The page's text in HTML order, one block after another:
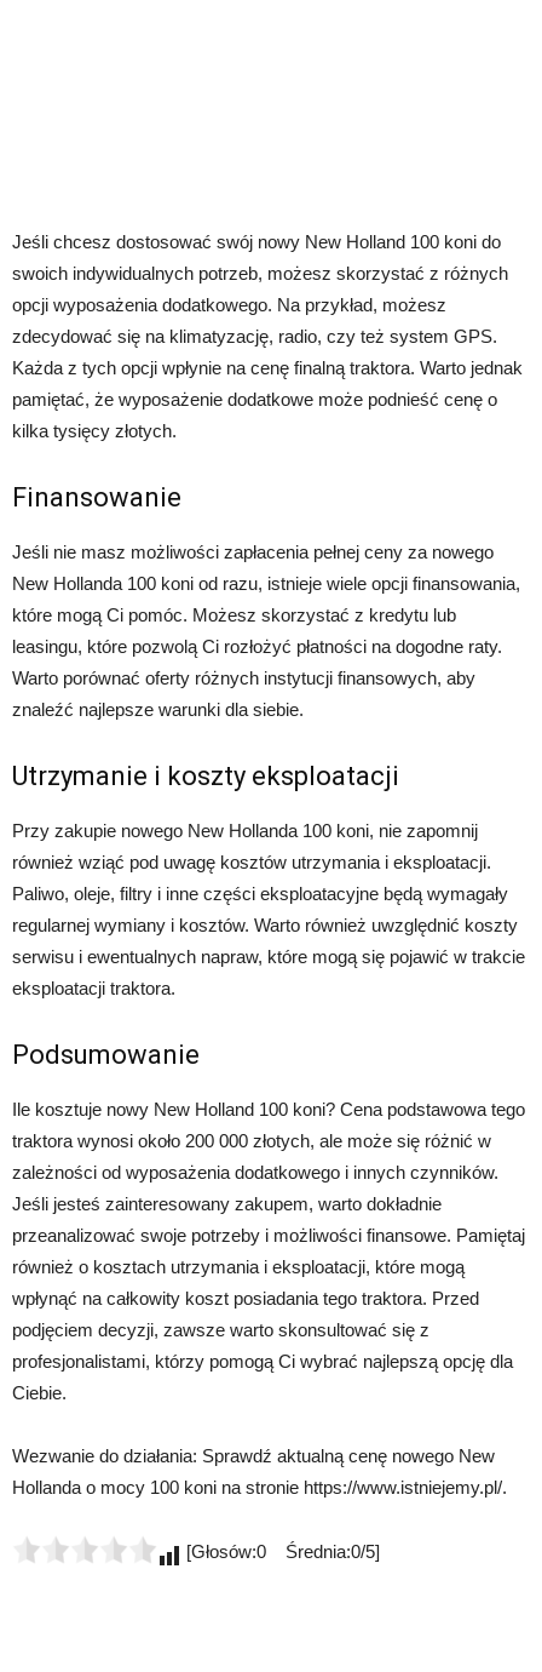
Jeśli chcesz dostosować swój nowy New Holland 100 koni do
swoich indywidualnych potrzeb, możesz skorzystać z różnych
opcji wyposażenia dodatkowego. Na przykład, możesz
zdecydować się na klimatyzację, radio, czy też system GPS.
Każda z tych opcji wpłynie na cenę finalną traktora. Warto jednak
pamiętać, że wyposażenie dodatkowe może podnieść cenę o
kilka tysięcy złotych.
Finansowanie
Jeśli nie masz możliwości zapłacenia pełnej ceny za nowego
New Hollanda 100 koni od razu, istnieje wiele opcji finansowania,
które mogą Ci pomóc. Możesz skorzystać z kredytu lub
leasingu, które pozwolą Ci rozłożyć płatności na dogodne raty.
Warto porównać oferty różnych instytucji finansowych, aby
znaleźć najlepsze warunki dla siebie.
Utrzymanie i koszty eksploatacji
Przy zakupie nowego New Hollanda 100 koni, nie zapomnij
również wziąć pod uwagę kosztów utrzymania i eksploatacji.
Paliwo, oleje, filtry i inne części eksploatacyjne będą wymagały
regularnej wymiany i kosztów. Warto również uwzględnić koszty
serwisu i ewentualnych napraw, które mogą się pojawić w trakcie
eksploatacji traktora.
Podsumowanie
Ile kosztuje nowy New Holland 100 koni? Cena podstawowa tego
traktora wynosi około 200 000 złotych, ale może się różnić w
zależności od wyposażenia dodatkowego i innych czynników.
Jeśli jesteś zainteresowany zakupem, warto dokładnie
przeanalizować swoje potrzeby i możliwości finansowe. Pamiętaj
również o kosztach utrzymania i eksploatacji, które mogą
wpłynąć na całkowity koszt posiadania tego traktora. Przed
podjęciem decyzji, zawsze warto skonsultować się z
profesjonalistami, którzy pomogą Ci wybrać najlepszą opcję dla
Ciebie.
Wezwanie do działania: Sprawdź aktualną cenę nowego New
Hollanda o mocy 100 koni na stronie https://www.istniejemy.pl/.
[Głosów:0 Średnia:0/5]